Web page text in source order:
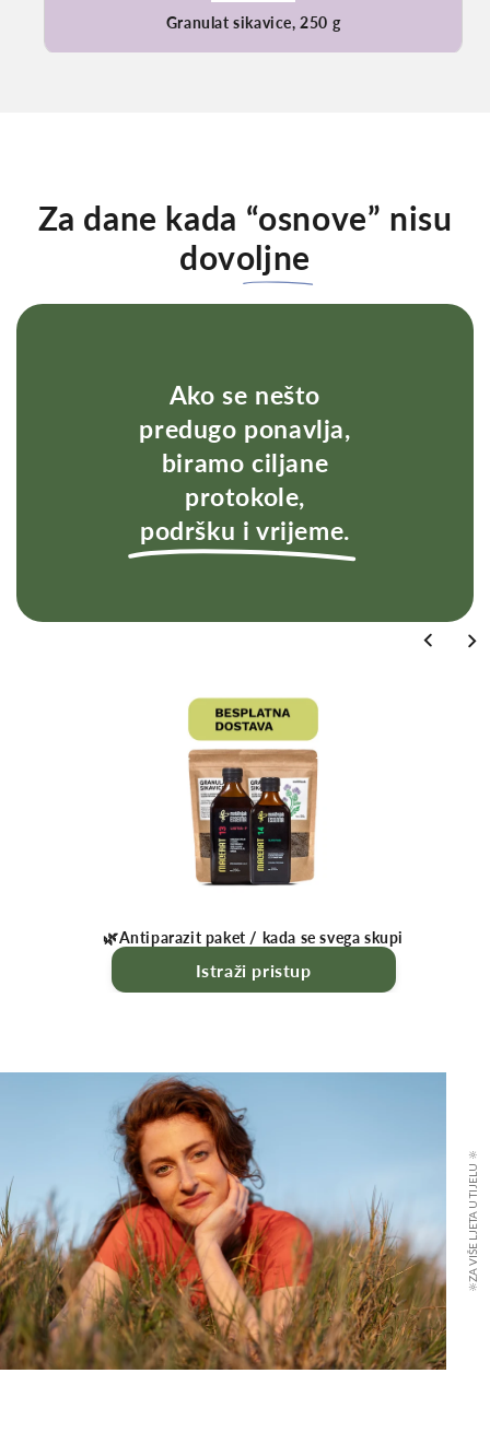
Granulat sikavice, 250 g
Za dane kada “osnove” nisu
dovoljne
Ako se nešto
predugo ponavlja,
biramo ciljane
protokole,
podršku i vrijeme.
🌿Antiparazit paket / kada se svega skupi
Istraži pristup
🔆ZA VIŠE LJETA U TIJELU 🔆